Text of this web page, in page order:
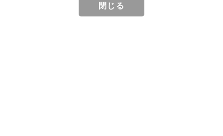
閉じる